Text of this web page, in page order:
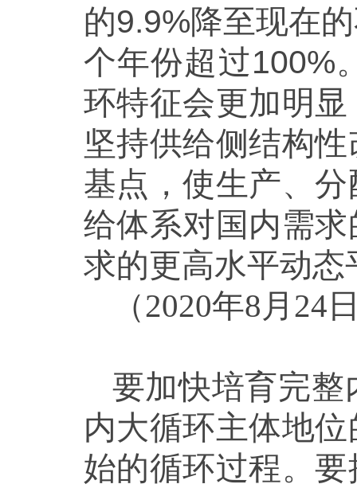
的9.9%降至现在
个年份超过100%
环特征会更加明
坚持供给侧结构
基点，使生产、
给体系对国内需
求的更高水平动态
（2020年8月
要加快培育完
内大循环主体地
始的循环过程。